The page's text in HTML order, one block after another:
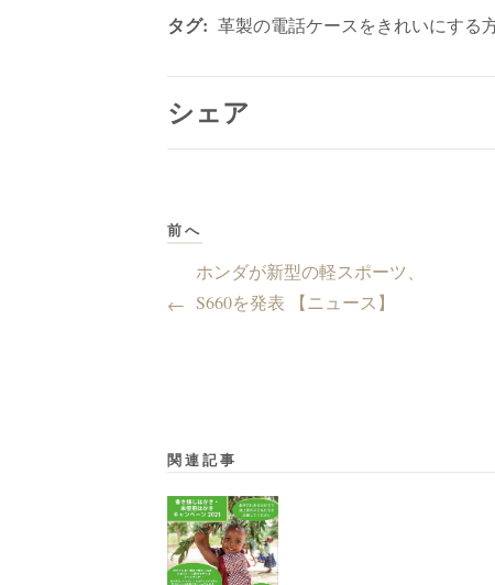
タグ: 革製の電話ケースをきれいにする
シェア
前へ
←
ホンダが新型の軽スポーツ、
S660を発表 【ニュース】
関連記事